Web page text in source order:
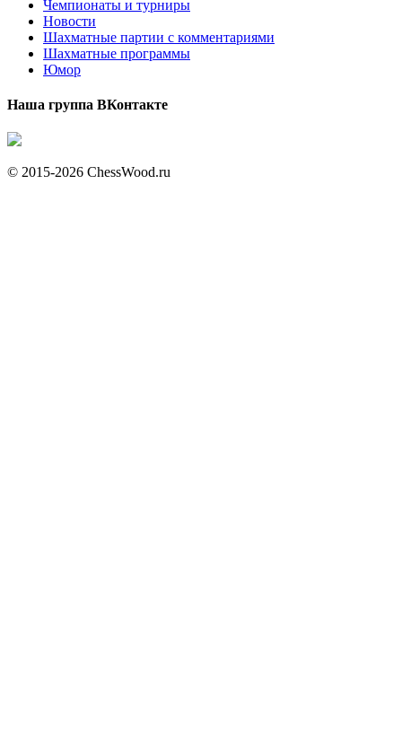
Чемпионаты и турниры
Новости
Шахматные партии с комментариями
Шахматные программы
Юмор
Наша группа ВКонтакте
© 2015-2026 ChessWood.ru